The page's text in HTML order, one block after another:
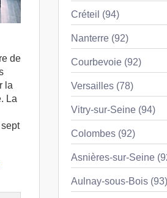
de
la
La
Créteil (94)
Nanterre (92)
Courbevoie (92)
Versailles (78)
Vitry-sur-Seine (94)
Colombes (92)
Asnières-sur-Seine
Aulnay-sous-Bois (93)